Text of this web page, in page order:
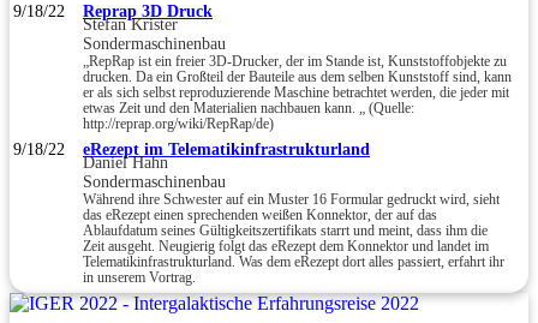
9/18/22 Reprap 3D Druck
Stefan Krister
Sondermaschinenbau
„RepRap ist ein freier 3D-Drucker, der im Stande ist, Kunststoffobjekte zu
drucken. Da ein Großteil der Bauteile aus dem selben Kunststoff sind, kann
er als sich selbst reproduzierende Maschine betrachtet werden, die jeder mit
etwas Zeit und den Materialien nachbauen kann. „ (Quelle:
http://reprap.org/wiki/RepRap/de)
9/18/22 eRezept im Telematikinfrastrukturland
Daniel Hahn
Sondermaschinenbau
Während ihre Schwester auf ein Muster 16 Formular gedruckt wird, sieht
das eRezept einen sprechenden weißen Konnektor, der auf das
Ablaufdatum seines Gültigkeitszertifikats starrt und meint, dass ihm die
Zeit ausgeht. Neugierig folgt das eRezept dem Konnektor und landet im
Telematikinfrastrukturland. Was dem eRezept dort alles passiert, erfahrt ihr
in unserem Vortrag.